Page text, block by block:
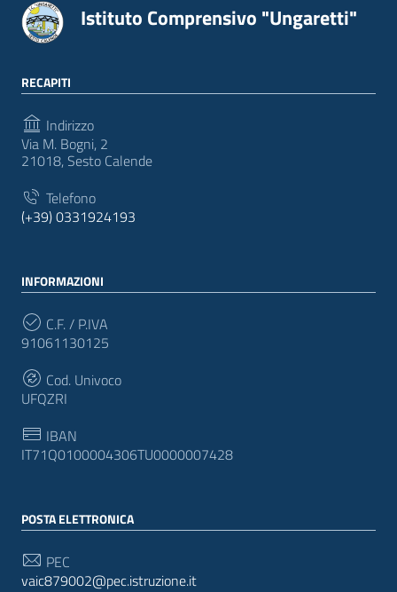
Istituto Comprensivo "Ungaretti"
RECAPITI
Indirizzo
Via M. Bogni, 2
21018, Sesto Calende
Telefono
(+39) 0331924193
INFORMAZIONI
C.F. / P.IVA
91061130125
Cod. Univoco
UFQZRI
IBAN
IT71Q0100004306TU0000007428
POSTA ELETTRONICA
PEC
vaic879002@pec.istruzione.it